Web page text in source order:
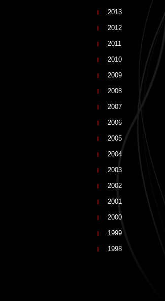
2013
2012
2011
2010
2009
2008
2007
2006
2005
2004
2003
2002
2001
2000
1999
1998